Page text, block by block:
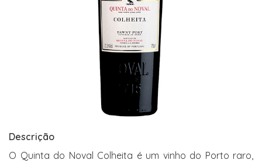
Descrição
O Quinta do Noval Colheita é um vinho do Porto raro,